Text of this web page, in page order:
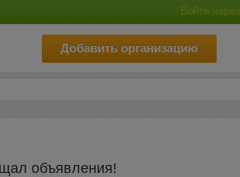
Войти через
Добавить организацию
объявления!